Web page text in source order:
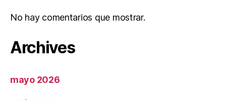
No hay comentarios que mostrar.
Archives
mayo 2026